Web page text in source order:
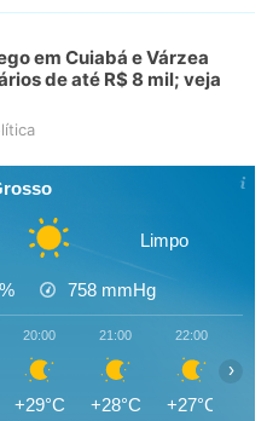
em Cuiabá e Várzea
de até R$ 8 mil; veja
Limpo
758 mmHg
20:00
+29°C
21:00
+28°C
22:00
+27°C
›